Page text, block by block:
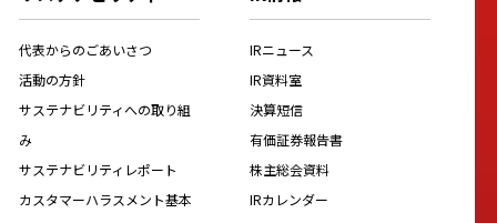
代表からのごあいさつ
活動の方針
サステナビリティへの取り組
み
サステナビリティレポート
カスタマーハラスメント基本
IRニュース
IR資料室
決算短信
有価証券報告書
株主総会資料
IRカレンダー